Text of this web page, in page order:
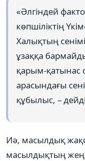
«Әлгіндей
көпшіліктің
Халықтың
ұзаққа
қарым-қатынас
арасындағы
құбылыс, –
Иә, масылдық
масылдықтың